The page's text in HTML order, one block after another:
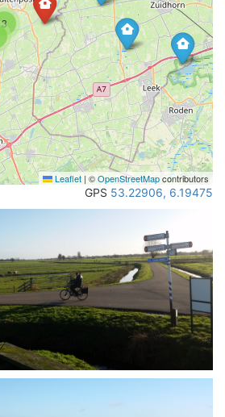
3
Leaflet | ©OpenStreetMapcontributors
GPS 53.22906, 6.19475